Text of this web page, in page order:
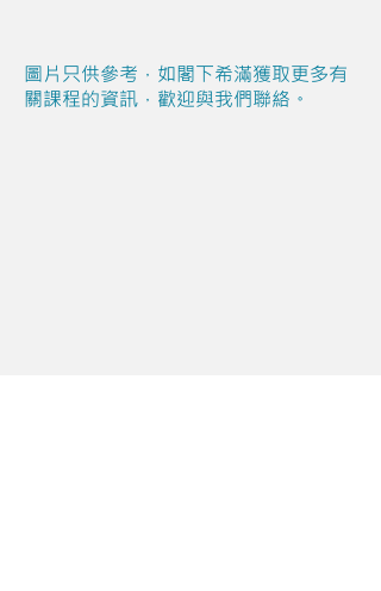
圖片只供參考，如閣下希滿獲取更多有
關課程的資訊，歡迎與我們聯絡。